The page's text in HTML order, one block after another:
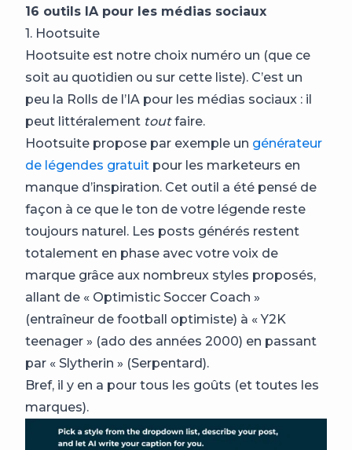
16 outils IA pour les médias sociaux
1. Hootsuite
Hootsuite est notre choix numéro un (que ce
soit au quotidien ou sur cette liste). C’est un
peu la Rolls de l’IA pour les médias sociaux : il
peut littéralement toutfaire.
Hootsuite propose par exemple un générateur
de légendes gratuit pour les marketeurs en
manque d’inspiration. Cet outil a été pensé de
façon à ce que le ton de votre légende reste
toujours naturel. Les posts générés restent
totalement en phase avec votre voix de
marque grâce aux nombreux styles proposés,
allant de « Optimistic Soccer Coach »
(entraîneur de football optimiste) à « Y2K
teenager » (ado des années 2000) en passant
par « Slytherin » (Serpentard).
Bref, il y en a pour tous les goûts (et toutes les
marques).